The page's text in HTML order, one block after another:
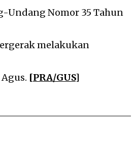
Undang Nomor 35 Tahun
melakukan
[PRA/GUS]